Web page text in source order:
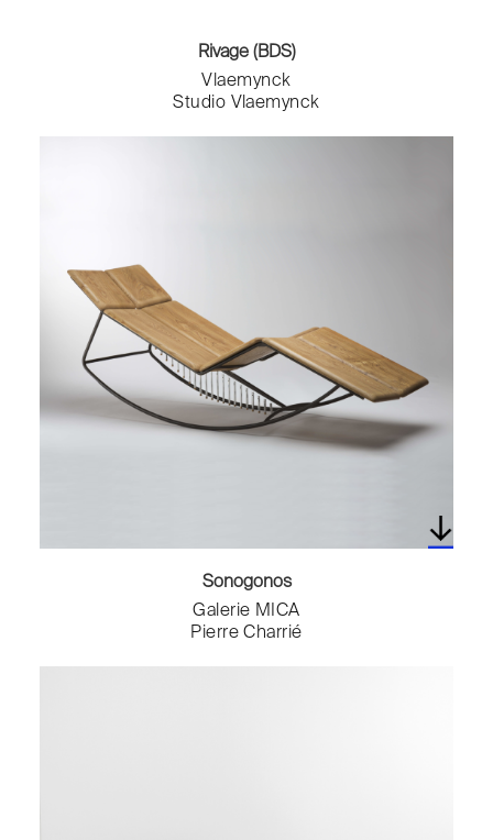
Rivage (BDS)
Vlaemynck
Studio Vlaemynck
Sonogonos
Galerie MICA
Pierre Charrié